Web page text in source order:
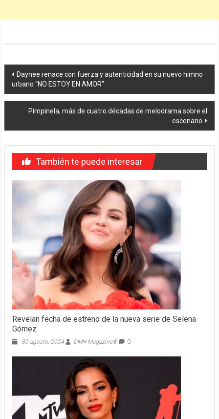
Navegación
de
entradas
Daynee renace con fuerza y autenticidad en su nuevo himno
urbano “NO ESTOY EN AMOR”
Pimpinela, más de cuatro décadas de melodrama sobre el
escenario
También te puede interesar
Revelan fecha de estreno de la nueva serie de Selena
Gómez
30 agosto, 2024 DMH Magazine® 0